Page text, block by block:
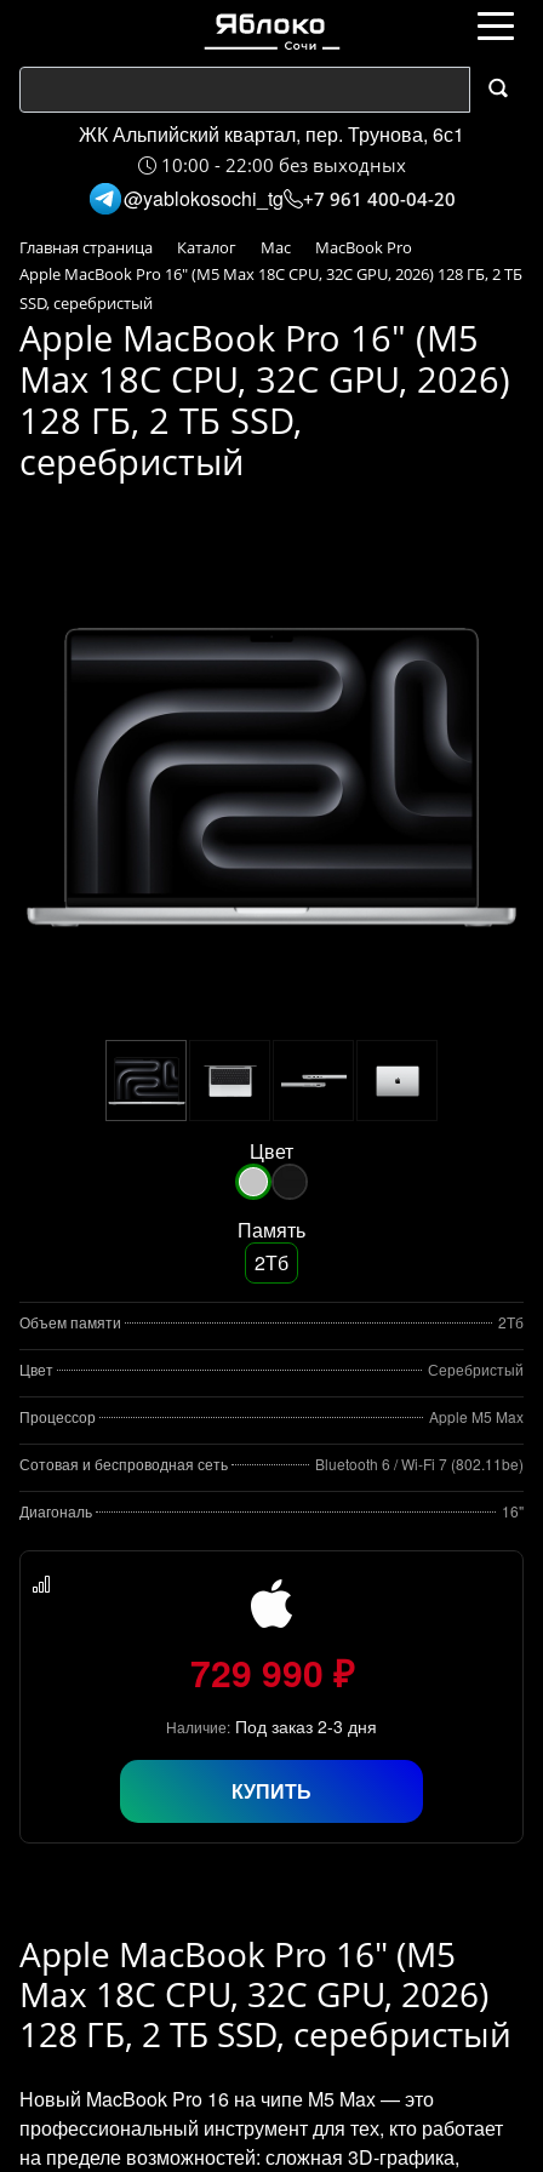
ЖК Альпийский квартал, пер. Трунова, 6с1
10:00 - 22:00 без выходных
@yablokosochi_tg +7 961 400-04-20
Главная страница Каталог Mac
MacBook Pro
Apple MacBook Pro 16" (M5 Max 18C CPU, 32C GPU, 2026) 128 ГБ, 2 ТБ
SSD, серебристый
Apple MacBook Pro 16" (M5
Max 18C CPU, 32C GPU, 2026)
128 ГБ, 2 ТБ SSD,
серебристый
Цвет
Память
2Тб
Объем памяти 2Тб
Цвет Серебристый
Процессор Apple M5 Max
Сотовая и беспроводная сеть Bluetooth 6 / Wi‑Fi 7 (802.11be)
Диагональ 16"
729 990 ₽
Наличие: Под заказ 2-3 дня
КУПИТЬ
Apple MacBook Pro 16" (M5
Max 18C CPU, 32C GPU, 2026)
128 ГБ, 2 ТБ SSD, серебристый
Новый MacBook Pro 16 на чипе M5 Max — это
профессиональный инструмент для тех, кто работает
на пределе возможностей: сложная 3D-графика,